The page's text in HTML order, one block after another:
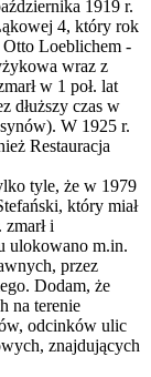
1919 r.
4, który rok
Otto Loeblichem -
wraz z
w 1 poł. lat
dłuższy czas w
W 1925 r.
Restauracja
tyle, że w 1979
który miał
i
ulokowano m.in.
przez
Dodam, że
na terenie
odcinków ulic
znajdujących